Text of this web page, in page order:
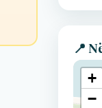
📍
+
−